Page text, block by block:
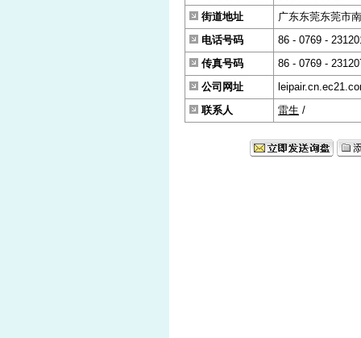
街道地址
广东东莞东莞市
电话号码
86 - 0769 -
传真号码
86 - 0769 -
公司网址
联系人
雷生 /